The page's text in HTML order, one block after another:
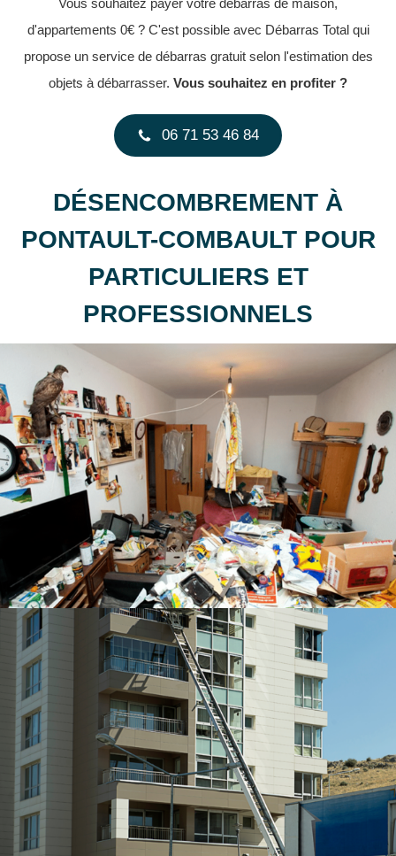
Vous souhaitez payer votre débarras de maison,
d'appartements 0€ ? C'est possible avec Débarras Total qui
propose un service de débarras gratuit selon l'estimation des
objets à débarrasser. Vous souhaitez en profiter ?
06 71 53 46 84
DÉSENCOMBREMENT À
PONTAULT-COMBAULT POUR
PARTICULIERS ET
PROFESSIONNELS